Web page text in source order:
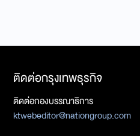
ติดต่อกรุงเทพธุรกิจ
ติดต่อกองบรรณาธิการ
ktwebeditor@nationgroup.com